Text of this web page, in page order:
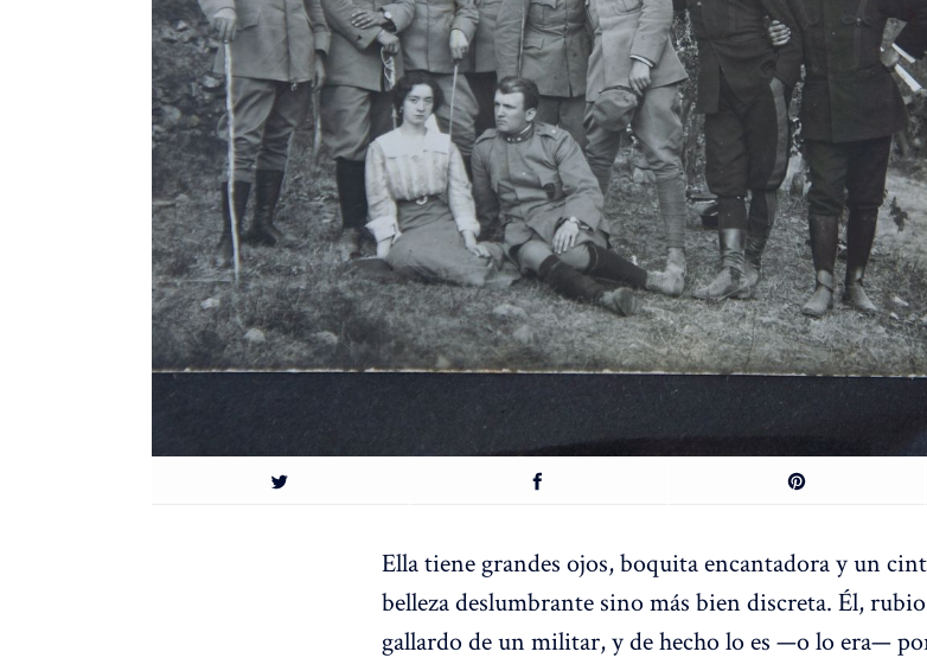
Ella tiene grandes ojos, boquita encantadora y un
belleza deslumbrante sino más bien discreta. Él,
gallardo de un militar, y de hecho lo es —o lo era—